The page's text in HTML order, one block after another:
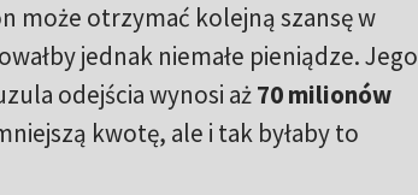
może otrzymać kolejną szansę w
jednak niemałe pieniądze. Jego
odejścia wynosi aż70 milionów
kwotę, ale i tak byłaby to